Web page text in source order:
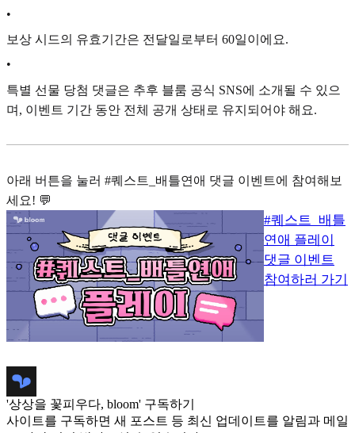
•
보상 시드의 유효기간은 전달일로부터 60일이에요.
•
특별 선물 당첨 댓글은 추후 블룸 공식 SNS에 소개될 수 있으
며, 이벤트 기간 동안 전체 공개 상태로 유지되어야 해요.
아래 버튼을 눌러 #퀘스트_배틀연애 댓글 이벤트에 참여해보
세요! 💬
#퀘스트_배틀
연애 플레이
댓글 이벤트
참여하러 가기
'상상을 꽃피우다, bloom' 구독하기
사이트를 구독하면 새 포스트 등 최신 업데이트를 알림과 메일